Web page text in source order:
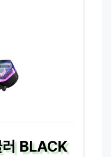
러 BLACK